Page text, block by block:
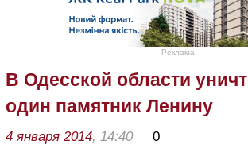
Реклама
В Одесской области
один памятник Ленину
4 января 2014, 14:40 0